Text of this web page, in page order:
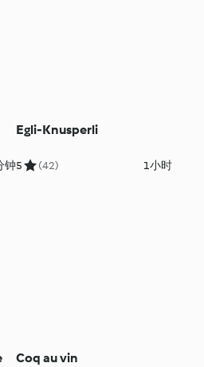
钟
Egli-Knusperli
5 (42) 1小时
Coq au vin